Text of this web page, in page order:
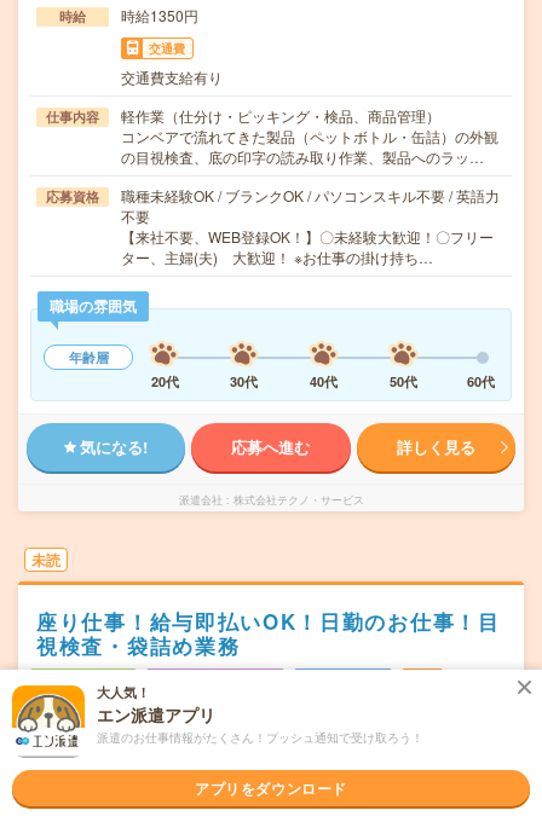
時給 時給1350円
交通費
交通費支給有り
仕事内容
軽作業（仕分け・ピッキング・検品、商品管理）
コンベアで流れてきた製品（ペットボトル・缶詰）の外観
の目視検査、底の印字の読み取り作業、製品へのラッ…
応募資格
職種未経験OK / ブランクOK / パソコンスキル不要 / 英語力
不要
【来社不要、WEB登録OK！】〇未経験大歓迎！〇フリー
ター、主婦(夫) 大歓迎！ ※お仕事の掛け持ち…
職場の雰囲気
年齢層
20代
30代 40代 50代 60代
気になる! 応募へ進む 詳しく見る
派遣会社 株式会社テクノ・サービス
未読
座り仕事！給与即払いOK！日勤のお仕事！目
視検査・袋詰め業務
勤務地
静岡県牧之原市
金谷駅から車24分
大人気！
エン派遣アプリ
派遣のお仕事情報がたくさん！プッシュ通知で受け取ろう！
アプリをダウンロード